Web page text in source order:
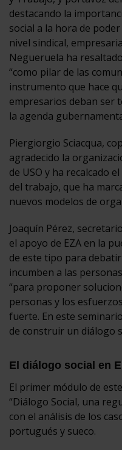
destacando la
social a la hora de
nivel sindical,
Negueruela ha
“como pilar de las
instrumento que hace
empresarios deban ser
la agenda
Piergiorgio Sciacqua,
agradecido la
de USO y ha recalcado
del trabajo, que ha
nuevos modelos de
Joaquín Pérez,
el apoyo de EZA en la
de este tipo para
incumben a las
“para proponer
personas y los
fuerte. En este
de construir un diálogo
El diálogo social en
El primer módulo de
“Diálogo Social, una
con el análisis de los
portugués y sueco.